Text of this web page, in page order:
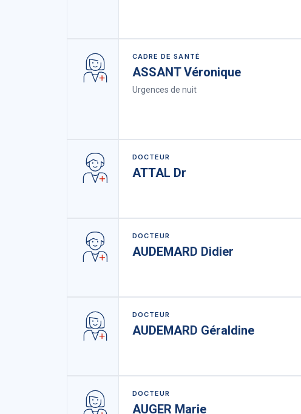
CADRE DE SANTÉ
ASSANT Véronique
Urgences de nuit
DOCTEUR
ATTAL Dr
DOCTEUR
AUDEMARD Didier
DOCTEUR
AUDEMARD Géraldine
DOCTEUR
AUGER Marie